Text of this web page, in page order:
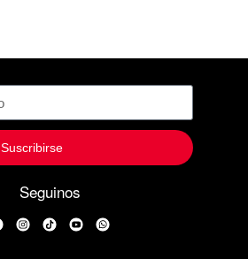
Suscribirse
Seguinos
FacebookInstagram
TikTokYouTubeWhatsApp